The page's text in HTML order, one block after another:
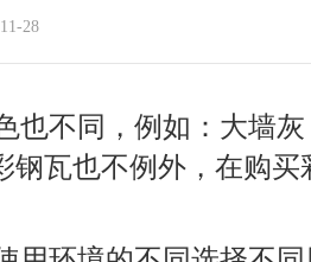
28
不同，例如：大墙
瓦也不例外，在购